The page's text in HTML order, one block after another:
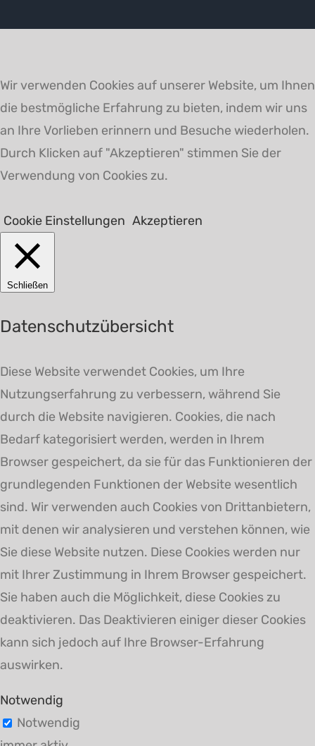
Wir verwenden Cookies auf unserer Website, um Ihnen
die bestmögliche Erfahrung zu bieten, indem wir uns
an Ihre Vorlieben erinnern und Besuche wiederholen.
Durch Klicken auf "Akzeptieren" stimmen Sie der
Verwendung von Cookies zu.
Cookie Einstellungen Akzeptieren
Schließen
Datenschutzübersicht
Diese Website verwendet Cookies, um Ihre
Nutzungserfahrung zu verbessern, während Sie
durch die Website navigieren. Cookies, die nach
Bedarf kategorisiert werden, werden in Ihrem
Browser gespeichert, da sie für das Funktionieren der
grundlegenden Funktionen der Website wesentlich
sind. Wir verwenden auch Cookies von Drittanbietern,
mit denen wir analysieren und verstehen können, wie
Sie diese Website nutzen. Diese Cookies werden nur
mit Ihrer Zustimmung in Ihrem Browser gespeichert.
Sie haben auch die Möglichkeit, diese Cookies zu
deaktivieren. Das Deaktivieren einiger dieser Cookies
kann sich jedoch auf Ihre Browser-Erfahrung
auswirken.
Notwendig
Notwendig